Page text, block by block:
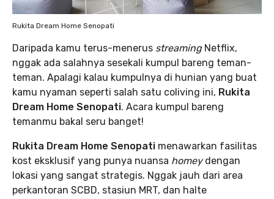
Rukita Dream Home Senopati
Daripada kamu terus-menerus streaming Netflix,
nggak ada salahnya sesekali kumpul bareng teman-
teman. Apalagi kalau kumpulnya di hunian yang buat
kamu nyaman seperti salah satu coliving ini, Rukita
Dream Home Senopati. Acara kumpul bareng
temanmu bakal seru banget!
Rukita Dream Home Senopati menawarkan fasilitas
kost eksklusif yang punya nuansa homeydengan
lokasi yang sangat strategis. Nggak jauh dari area
perkantoran SCBD, stasiun MRT, dan halte